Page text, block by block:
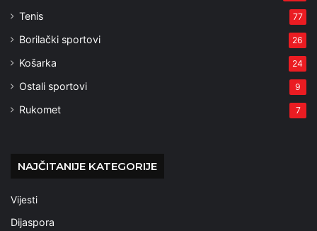
Tenis 77
Borilački sportovi 26
Košarka 24
Ostali sportovi 9
Rukomet 7
NAJČITANIJE KATEGORIJE
Vijesti
Dijaspora